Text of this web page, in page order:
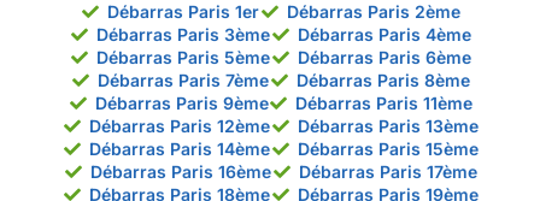
Débarras Paris 1er
Débarras Paris 2ème
Débarras Paris 3ème
Débarras Paris 4ème
Débarras Paris 5ème
Débarras Paris 6ème
Débarras Paris 7ème
Débarras Paris 8ème
Débarras Paris 9ème
Débarras Paris 11ème
Débarras Paris 12ème
Débarras Paris 13ème
Débarras Paris 14ème
Débarras Paris 15ème
Débarras Paris 16ème
Débarras Paris 17ème
Débarras Paris 18ème
Débarras Paris 19ème